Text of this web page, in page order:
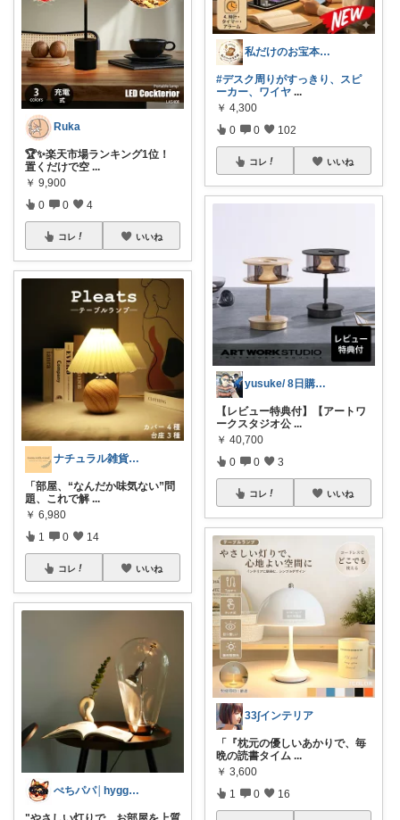
Ruka
🏆✨楽天市場ランキング1位！
置くだけで空 ...
￥ 9,900
0 0 4
コレ いいね
ナチュラル雑貨とカフェ空間 ☕️
「部屋、“なんだか味気ない”問
題、これで解 ...
￥ 6,980
1 0 14
コレ いいね
ぺちパパ│hyggeな心意気を大切に🌿
私だけのお宝本舗🍀経由購入いつも感謝！
#デスク周りがすっきり、スピ
ーカー、ワイヤ ...
￥ 4,300
0 0 102
コレ いいね
yusuke/ 8日購入感謝♫
【レビュー特典付】【アートワ
ークスタジオ公 ...
￥ 40,700
0 0 3
コレ いいね
33∫インテリア
「『枕元の優しいあかりで、毎
晩の読書タイム ...
￥ 3,600
1 0 16